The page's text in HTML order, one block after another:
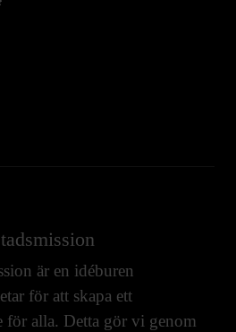
är en idéburen
för att skapa ett
för alla. Detta gör vi genom